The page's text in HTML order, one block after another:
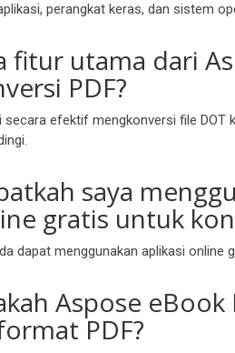
perangkat keras, dan sistem
fitur utama dari
PDF?
secara efektif mengkonversi file DOT
saya
gratis untuk
dapat menggunakan aplikasi online
Aspose
PDF?